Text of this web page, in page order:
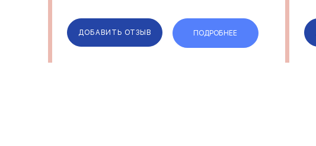
Отдел...
ДОБАВИТЬ ОТЗЫВ ПОДРОБНЕЕ